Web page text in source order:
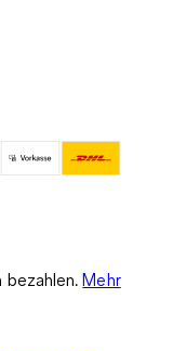
bezahlen. Mehr